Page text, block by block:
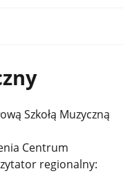
Szkołą Muzyczną
Centrum
regionalny: